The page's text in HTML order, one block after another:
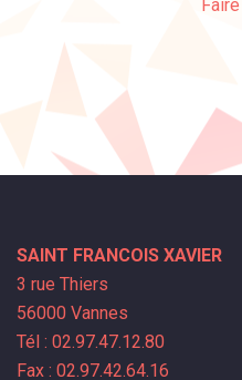
SAINT FRANCOIS XAVIER
3 rue Thiers
56000 Vannes
Tél : 02.97.47.12.80
Fax : 02.97.42.64.16